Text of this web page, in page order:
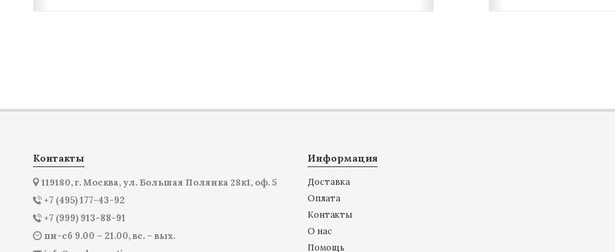
Контакты
119180, г. Москва, ул. Большая Полянка 28к1, оф. 5
+7 (495) 177-43-92
+7 (999) 913-88-91
пн-сб 9.00 – 21.00, вс. – вых.
Информация
Доставка
Оплата
Контакты
О нас
Помощь